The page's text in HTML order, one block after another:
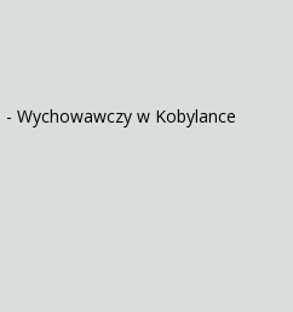
Wychowawczy w Kobylance